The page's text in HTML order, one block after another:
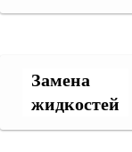
Замена
жидкостей